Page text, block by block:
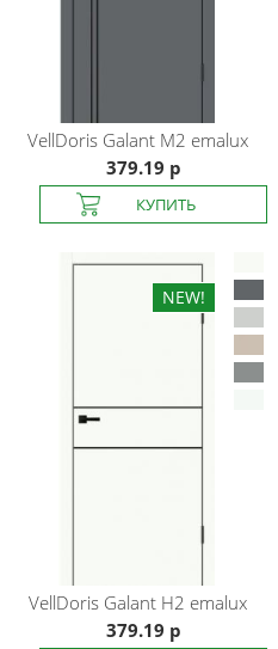
VellDoris Galant М2 emalux
379.19 р
VellDoris Galant H2 emalux
379.19 р